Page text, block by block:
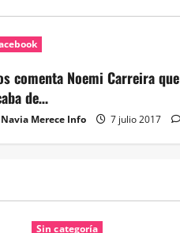
comenta Noemi Carreira que
de…
Navia Merece Info 7 julio 2017
Sin categoría